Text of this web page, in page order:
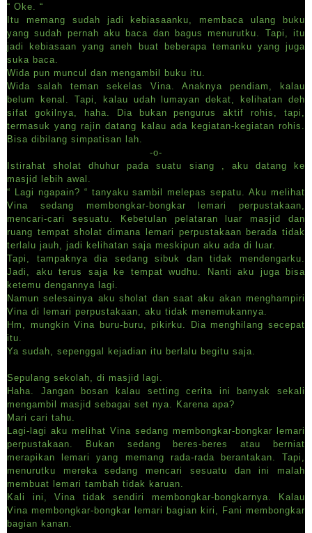
“ Oke. “
Itu memang sudah jadi kebiasaanku, membaca ulang buku
yang sudah pernah aku baca dan bagus menurutku. Tapi, itu
jadi kebiasaan yang aneh buat beberapa temanku yang juga
suka baca.
Wida pun muncul dan mengambil buku itu.
Wida salah teman sekelas Vina. Anaknya pendiam, kalau
belum kenal. Tapi, kalau udah lumayan dekat, kelihatan deh
sifat gokilnya, haha. Dia bukan pengurus aktif rohis, tapi,
termasuk yang rajin datang kalau ada kegiatan-kegiatan rohis.
Bisa dibilang simpatisan lah.
-o-
Istirahat sholat dhuhur pada suatu siang , aku datang ke
masjid lebih awal.
“ Lagi ngapain? “ tanyaku sambil melepas sepatu. Aku melihat
Vina sedang membongkar-bongkar lemari perpustakaan,
mencari-cari sesuatu. Kebetulan pelataran luar masjid dan
ruang tempat sholat dimana lemari perpustakaan berada tidak
terlalu jauh, jadi kelihatan saja meskipun aku ada di luar.
Tapi, tampaknya dia sedang sibuk dan tidak mendengarku.
Jadi, aku terus saja ke tempat wudhu. Nanti aku juga bisa
ketemu dengannya lagi.
Namun selesainya aku sholat dan saat aku akan menghampiri
Vina di lemari perpustakaan, aku tidak menemukannya.
Hm, mungkin Vina buru-buru, pikirku. Dia menghilang secepat
itu.
Ya sudah, sepenggal kejadian itu berlalu begitu saja.
Sepulang sekolah, di masjid lagi.
Haha. Jangan bosan kalau setting cerita ini banyak sekali
mengambil masjid sebagai set nya. Karena apa?
Mari cari tahu.
Lagi-lagi aku melihat Vina sedang membongkar-bongkar lemari
perpustakaan. Bukan sedang beres-beres atau berniat
merapikan lemari yang memang rada-rada berantakan. Tapi,
menurutku mereka sedang mencari sesuatu dan ini malah
membuat lemari tambah tidak karuan.
Kali ini, Vina tidak sendiri membongkar-bongkarnya. Kalau
Vina membongkar-bongkar lemari bagian kiri, Fani membongkar
bagian kanan.